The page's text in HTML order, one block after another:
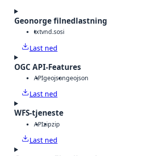
Geonorge filnedlastning
txtvnd.sosi
Last ned
OGC API-Features
APIgeojsongeojson
Last ned
WFS-tjeneste
APIzipzip
Last ned